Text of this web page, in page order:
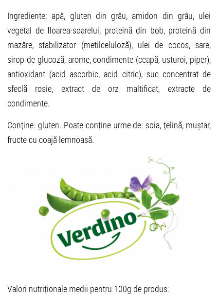
Ingrediente: apă, gluten din grâu, amidon din grâu, ulei
vegetal de floarea-soarelui, proteină din bob, proteină din
mazăre, stabilizator (metilceluloză), ulei de cocos, sare,
sirop de glucoză, arome, condimente (ceapă, usturoi, piper),
antioxidant (acid ascorbic, acid citric), suc concentrat de
sfeclă rosie, extract de orz maltificat, extracte de
condimente.
Conține: gluten. Poate conține urme de: soia, țelină, muștar,
fructe cu coajă lemnoasă.
Valori nutriționale medii pentru 100g de produs: